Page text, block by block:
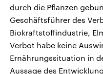
durch die Pflanzen
Geschäftsführer des
Biokraftstoffindustrie,
Verbot habe keine
Ernährungssituation in
Aussage des